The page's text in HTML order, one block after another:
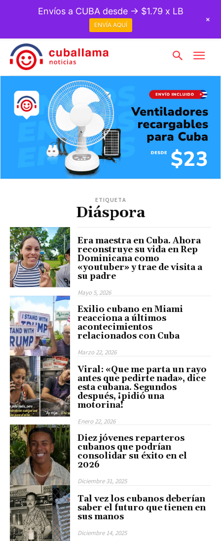
ETIQUETA
Diáspora
Era maestra en Cuba. Ahora
reconstruye su vida en Rep
Dominicana como
«youtuber» y trae de visita a
su padre
Mayo 5, 2026
Exilio cubano en Miami
reacciona a últimos
acontecimientos
relacionados con Cuba
Marzo 22, 2026
Viral: «Que me parta un rayo
antes que pedirte nada», dice
esta cubana. Segundos
después, ¡pidió una
motorina!
Enero 22, 2026
Diez jóvenes reparteros
cubanos que podrían
consolidar su éxito en el
2026
Diciembre 31, 2025
Tal vez los cubanos deberían
saber el futuro que tienen en
sus manos
Diciembre 14, 2025
Envíos a CUBA desde → $1.79 x LB
ENVÍA AQUÍ
+